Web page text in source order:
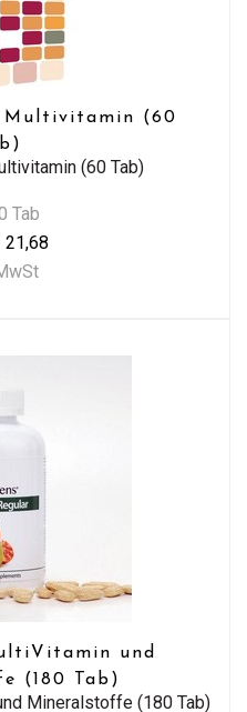
(60
(60 Tab)
Tab
21,68
und
(180 Tab)
Mineralstoffe (180 Tab)